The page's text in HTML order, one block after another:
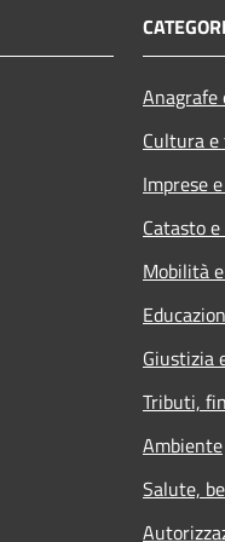
Cultura
Imprese
Catasto
Mobilità
Giustizia
Tributi,
Ambiente
Salute,